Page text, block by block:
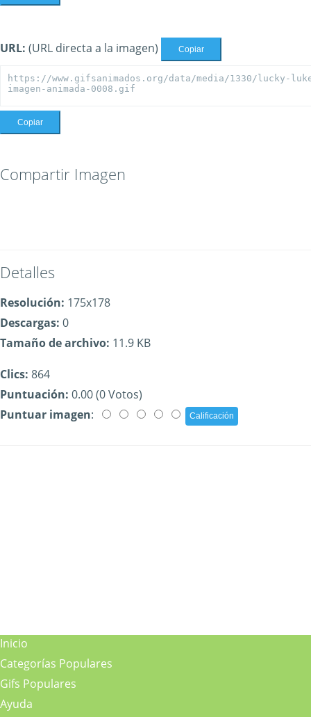
URL: (URL directa a la imagen) Copiar
Copiar
Compartir Imagen
Detalles
Resolución: 175x178
Descargas: 0
Tamaño de archivo: 11.9 KB
Clics: 864
Puntuación: 0.00 (0 Votos)
Puntuar imagen:
Inicio
Categorías Populares
Gifs Populares
Ayuda